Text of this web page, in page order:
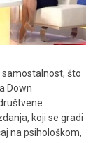
što
Down
koji se gradi
na psihološkom,